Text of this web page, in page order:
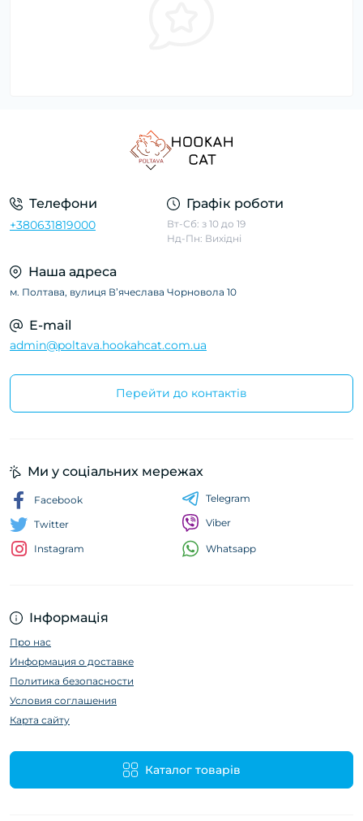
Телефони
+380631819000
Графік роботи
Вт-Сб: з 10 до 19
Нд-Пн: Вихідні
Наша адреса
м. Полтава, вулиця Вʼячеслава Чорновола 10
E-mail
admin@poltava.hookahcat.com.ua
Перейти до контактів
Інформація
Про нас
Информация о доставке
Политика безопасности
Условия соглашения
Карта сайту
Каталог товарів
Ми у соціальних мережах
Facebook
Twitter
Instagram
Telegram
Viber
Whatsapp